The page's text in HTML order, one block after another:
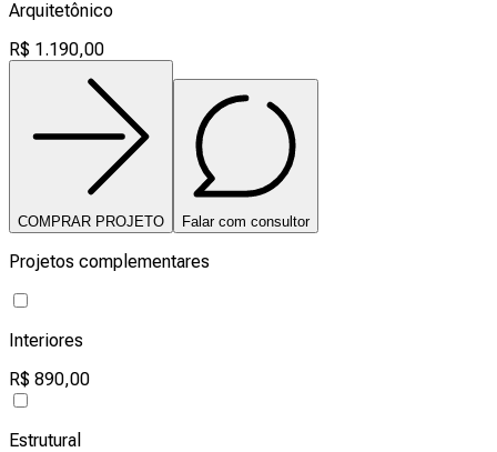
Arquitetônico
R$ 1.190,00
COMPRAR PROJETO Falar com consultor
Projetos complementares
Interiores
R$ 890,00
Estrutural